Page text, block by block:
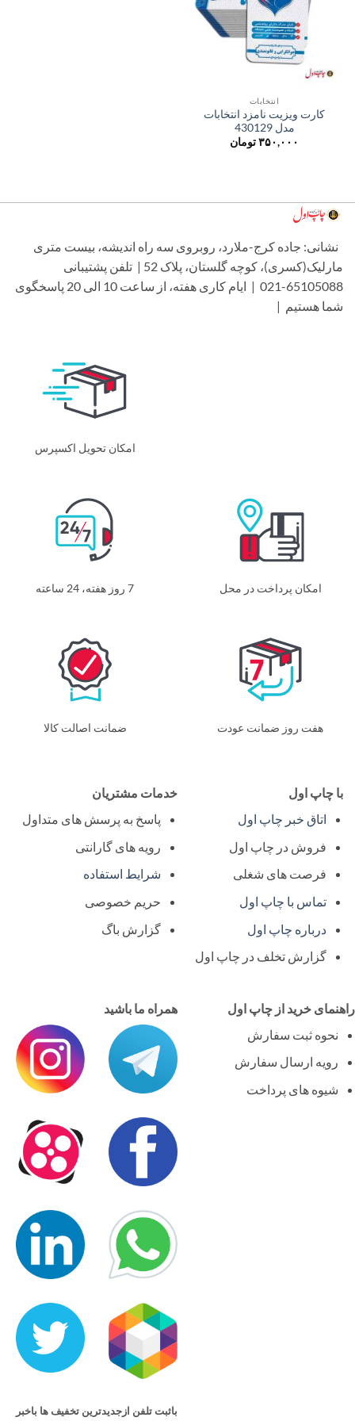
انتخابات
کارت ویزیت نامزد انتخابات
مدل 430129
۳۵۰,۰۰۰تومان
نشانی: جاده کرج-ملارد، روبروی سه راه اندیشه، بیست متری
مارلیک(کسری)، کوچه گلستان، پلاک 52 | تلفن پشتیبانی
65105088-021 | ایام کاری هفته، از ساعت 10 الی 20 پاسخگوی
شما هستیم |
امکان تحویل اکسپرس
امکان پرداخت در محل
هفت روز ضمانت عودت ضمانت اصالت کالا
با چاپ اول
اتاق خبر چاپ اول
فروش در چاپ اول
فرصت های شغلی
تماس با چاپ اول
درباره چاپ اول
گزارش تخلف در چاپ اول
خدمات مشتریان
پاسخ به پرسش های متداول
رویه های گارانتی
شرایط استفاده
حریم خصوصی
گزارش باگ
خرید از چاپ اول
نحوه ثبت سفارش
رویه ارسال سفارش
شیوه های پرداخت
همراه ما باشید
باثبت تلفن ازجدیدترین تخفیف ها باخبر